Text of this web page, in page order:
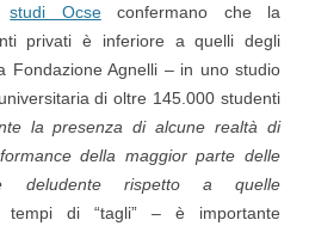
studi Ocseconfermano che la
privati è inferiore a quelli degli
Fondazione Agnelli – in uno studio
di oltre 145.000 studenti
la presenza di alcune realtà di
della maggior parte delle
deludente rispetto a quelle
di “tagli” – è importante